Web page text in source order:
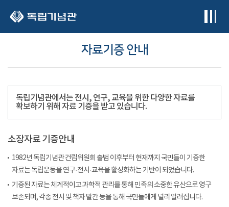
자료기증 안내
독립기념관에서는 전시, 연구, 교육을 위한 다양한 자료를
확보하기 위해 자료 기증을 받고 있습니다.
소장자료 기증안내
1982년 독립기념관 건립위원회 출범 이후부터 현재까지 국민들이 기증한
자료는 독립운동을 연구·전시·교육을 활성화하는 기반이 되었습니다.
기증된 자료는 체계적이고 과학적 관리를 통해 민족의 소중한 유산으로 영구
보존되며, 각종 전시 및 책자 발간 등을 통해 국민들에게 널리 알려집니다.